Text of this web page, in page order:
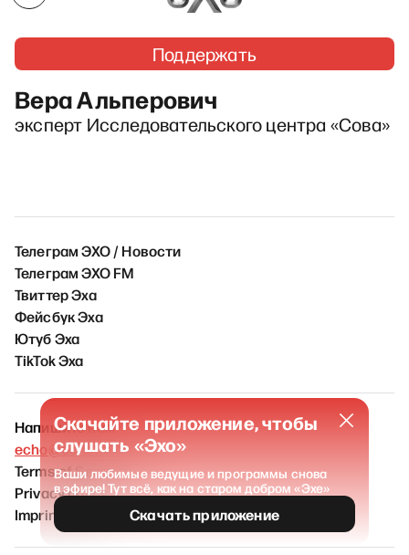
Поддержать
Вера Альперович
эксперт Исследовательского центра «Сова»
Скачайте приложение, чтобы
слушать «Эхо»
Ваши любимые ведущие и программы снова
в эфире! Тут всё, как на старом добром «Эхе»
Скачать приложение
Телеграм ЭХО / Новости
Телеграм ЭХО FM
Твиттер Эха
Фейсбук Эха
Ютуб Эха
TikTok Эха
Напишите нам
echo@echofm.online
Terms of Service
Privacy policy
Imprint